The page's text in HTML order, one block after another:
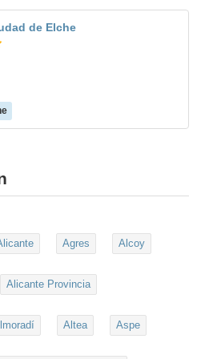
de Elche
Agres Alcoy
Alicante Provincia
Altea Aspe